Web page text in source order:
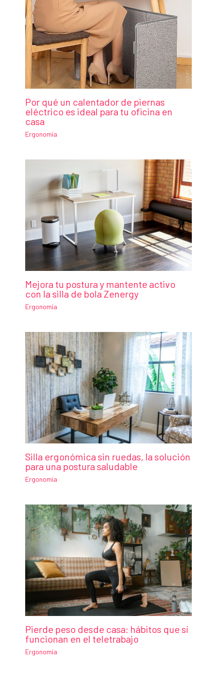
Por qué un calentador de piernas
eléctrico es ideal para tu oficina en
casa
Ergonomía
Mejora tu postura y mantente activo
con la silla de bola Zenergy
Ergonomía
Silla ergonómica sin ruedas, la solución
para una postura saludable
Ergonomía
Pierde peso desde casa: hábitos que sí
funcionan en el teletrabajo
Ergonomía